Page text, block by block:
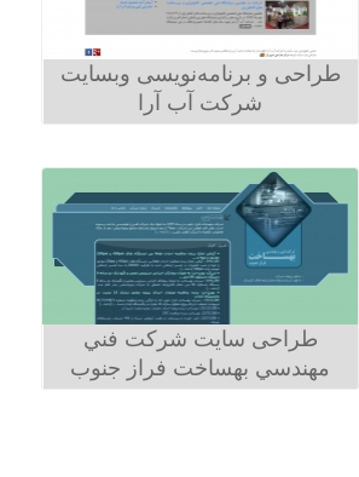
طراحی و برنامه‌نویسی وبسایت
شرکت آب آرا
طراحی سايت شركت فني
مهندسي بهساخت فراز جنوب